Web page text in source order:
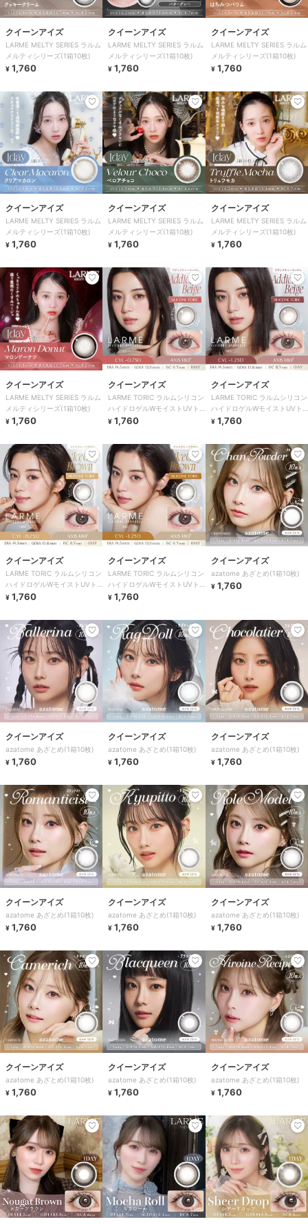
クイーンアイズ
LARME MELTY SERIES ラルム
メルティシリーズ(1箱10枚)
¥ 1,760
クイーンアイズ
LARME MELTY SERIES ラルム
メルティシリーズ(1箱10枚)
¥ 1,760
クイーンアイズ
LARME MELTY SERIES ラルム
メルティシリーズ(1箱10枚)
¥ 1,760
クイーンアイズ
LARME MELTY SERIES ラルム
メルティシリーズ(1箱10枚)
¥ 1,760
クイーンアイズ
LARME MELTY SERIES ラルム
メルティシリーズ(1箱10枚)
¥ 1,760
クイーンアイズ
LARME MELTY SERIES ラルム
メルティシリーズ(1箱10枚)
¥ 1,760
クイーンアイズ
LARME MELTY SERIES ラルム
メルティシリーズ(1箱10枚)
¥ 1,760
クイーンアイズ
LARME TORIC ラルムシリコン
ハイドロゲルWモイストUVト
ーリック(1箱10枚)
¥ 1,760
クイーンアイズ
LARME TORIC ラルムシリコン
ハイドロゲルWモイストUVト
ーリック(1箱10枚)
¥ 1,760
クイーンアイズ
LARME TORIC ラルムシリコン
ハイドロゲルWモイストUVト
ーリック(1箱10枚)
¥ 1,760
クイーンアイズ
LARME TORIC ラルムシリコン
ハイドロゲルWモイストUVト
ーリック(1箱10枚)
¥ 1,760
クイーンアイズ
azatome あざとめ(1箱10枚)
¥ 1,760
クイーンアイズ
azatome あざとめ(1箱10枚)
¥ 1,760
クイーンアイズ
azatome あざとめ(1箱10枚)
¥ 1,760
クイーンアイズ
azatome あざとめ(1箱10枚)
¥ 1,760
クイーンアイズ
azatome あざとめ(1箱10枚)
¥ 1,760
クイーンアイズ
azatome あざとめ(1箱10枚)
¥ 1,760
クイーンアイズ
azatome あざとめ(1箱10枚)
¥ 1,760
クイーンアイズ
azatome あざとめ(1箱10枚)
¥ 1,760
クイーンアイズ
azatome あざとめ(1箱10枚)
¥ 1,760
クイーンアイズ
azatome あざとめ(1箱10枚)
¥ 1,760